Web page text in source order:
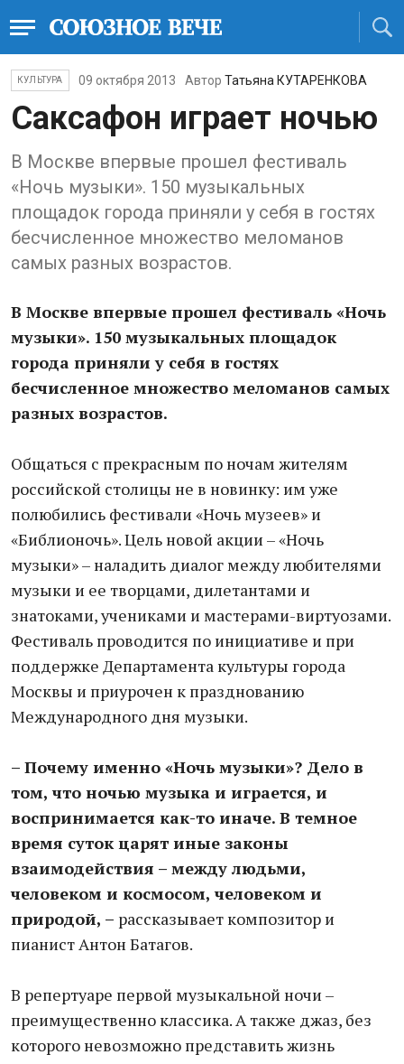
КУЛЬТУРА 09 октября 2013 Автор Татьяна КУТАРЕНКОВА
Саксафон играет ночью
В Москве впервые прошел фестиваль
«Ночь музыки». 150 музыкальных
площадок города приняли у себя в гостях
бесчисленное множество меломанов
самых разных возрастов.
В Москве впервые прошел фестиваль «Ночь
музыки». 150 музыкальных площадок
города приняли у себя в гостях
бесчисленное множество меломанов самых
разных возрастов.
Общаться с прекрасным по ночам жителям
российской столицы не в новинку: им уже
полюбились фестивали «Ночь музеев» и
«Библионочь». Цель новой акции – «Ночь
музыки» – наладить диалог между любителями
музыки и ее творцами, дилетантами и
знатоками, учениками и мастерами-виртуозами.
Фестиваль проводится по инициативе и при
поддержке Департамента культуры города
Москвы и приурочен к празднованию
Международного дня музыки.
– Почему именно «Ночь музыки»? Дело в
том, что ночью музыка и играется, и
воспринимается как-то иначе. В темное
время суток царят иные законы
взаимодействия – между людьми,
человеком и космосом, человеком и
природой, – рассказывает композитор и
пианист Антон Батагов.
В репертуаре первой музыкальной ночи –
преимущественно классика. А также джаз, без
которого невозможно представить жизнь